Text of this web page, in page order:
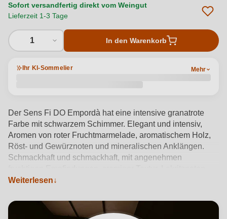
Sofort versandfertig direkt vom Weingut
Lieferzeit 1-3 Tage
1 In den Warenkorb
Ihr KI-Sommelier Mehr
Der Sens Fi DO Empordà hat eine intensive granatrote
Farbe mit schwarzem Schimmer. Elegant und intensiv,
Aromen von roter Fruchtmarmelade, aromatischem Holz,
Röst- und Gewürznoten und mineralischen Anklängen.
Schmackhaft und schmackhaft, mit angenehmen
balsamischen Noten mit reifen Tanninen und sogar einem
Produktdetails anzeigen →
Weiterlesen